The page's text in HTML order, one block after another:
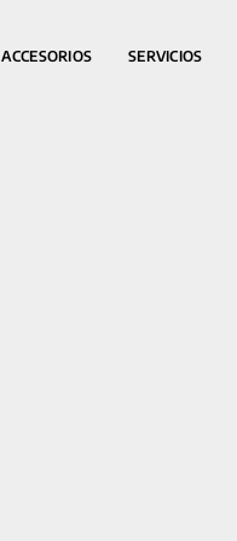
ACCESORIOS SERVICIOS